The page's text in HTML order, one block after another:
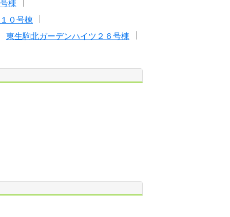
棟
０号棟
東生駒北ガーデンハイツ２６号棟